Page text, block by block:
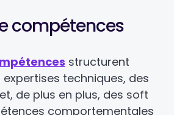
compétences
structurent
expertises techniques, des
de plus en plus, des soft
comportementales